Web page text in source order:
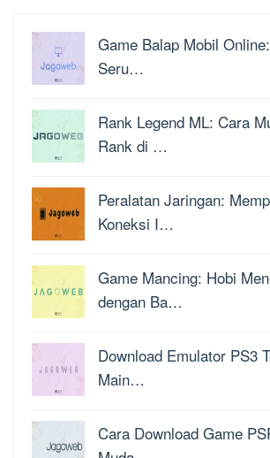
Game Balap Mobil
Seru…
Rank Legend ML: Cara
Rank di …
Peralatan Jaringan:
Koneksi I…
Game Mancing: Hobi
dengan Ba…
Download Emulator PS3
Main…
Cara Download Game